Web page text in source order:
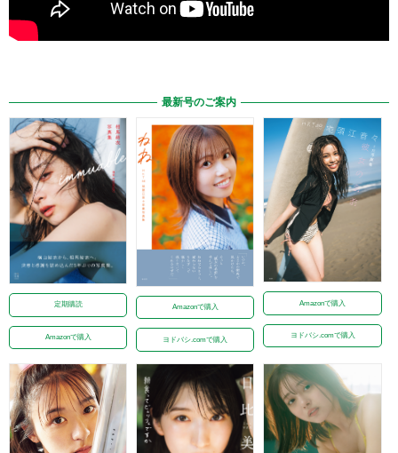
最新号のご案内
定期購読
Amazonで購入
Amazonで購入
ヨドバシ.comで購入
Amazonで購入
ヨドバシ.comで購入